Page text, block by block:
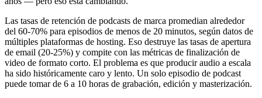
Las tasas de retención de podcasts de marca promedian alrededor
del 60-70% para episodios de menos de 20 minutos, según datos de
múltiples plataformas de hosting. Eso destruye las tasas de apertura
de email (20-25%) y compite con las métricas de finalización de
video de formato corto. El problema es que producir audio a escala
ha sido históricamente caro y lento. Un solo episodio de podcast
puede tomar de 6 a 10 horas de grabación, edición y masterización.